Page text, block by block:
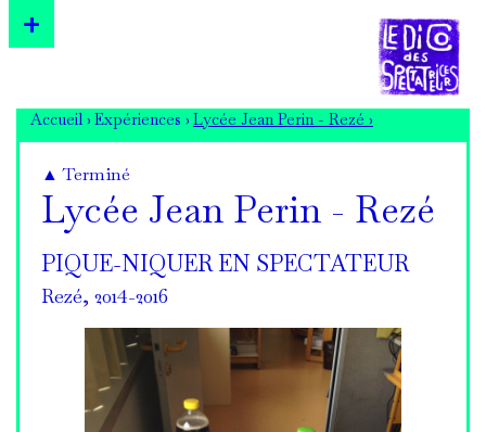
Accueil › Expériences › Lycée Jean Perin - Rezé ›
▲ Terminé
Lycée Jean Perin - Rezé
PIQUE-NIQUER EN SPECTATEUR
Rezé, 2014-2016